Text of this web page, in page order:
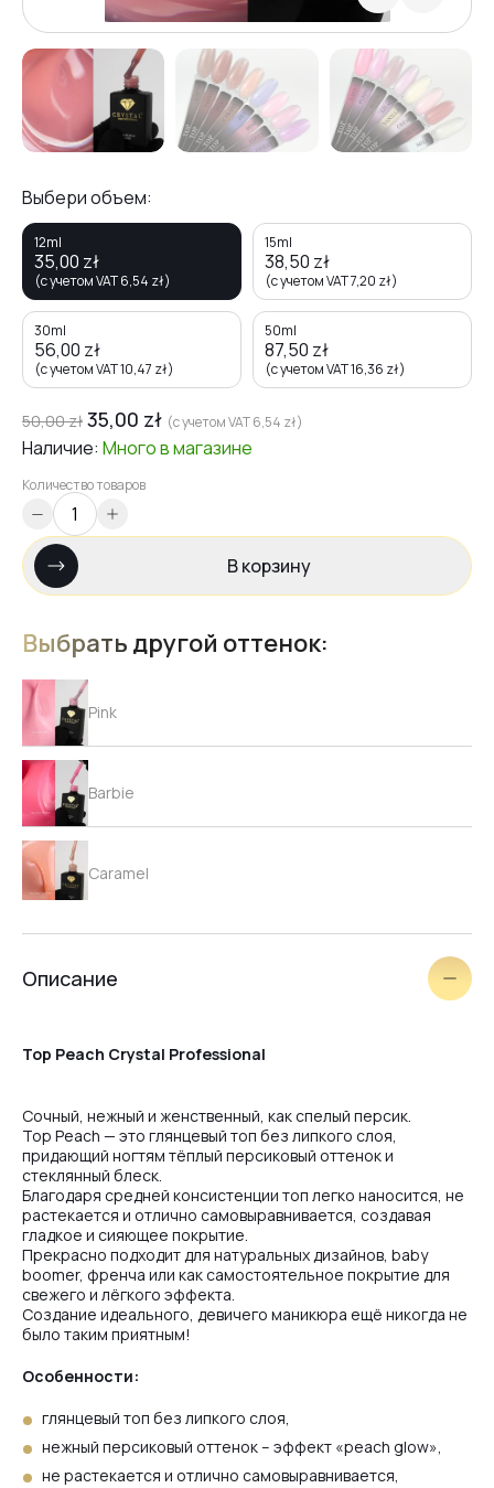
Выбери объем:
12ml
35,00 zł
(с учетом VAT6,54 zł)
15ml
38,50 zł
(с учетом VAT7,20 zł)
30ml
56,00 zł
(с учетом VAT10,47 zł)
50ml
87,50 zł
(с учетом VAT16,36 zł)
50,00zł 35,00 zł (с учетом VAT6,54 zł)
Наличие: Многов магазине
Количество товаров
В корзину
Выбрать другой оттенок:
Pink
Barbie
Caramel
Violet
Creme
Toffee
Blush
Описание
Top Peach Crystal Professional
Сочный, нежный и женственный, как спелый персик.
Top Peach — это глянцевый топ без липкого слоя,
придающий ногтям тёплый персиковый оттенок и
стеклянный блеск.
Благодаря средней консистенции топ легко наносится, не
растекается и отлично самовыравнивается, создавая
гладкое и сияющее покрытие.
Прекрасно подходит для натуральных дизайнов, baby
boomer, френча или как самостоятельное покрытие для
свежего и лёгкого эффекта.
Создание идеального, девичего маникюра ещё никогда не
было таким приятным!
Особенности:
глянцевый топ без липкого слоя,
нежный персиковый оттенок – эффект «peach glow»,
не растекается и отлично самовыравнивается,